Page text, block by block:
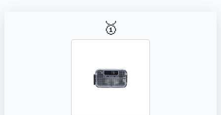
nocturna o para usar como luz puntual al
buscar objetos en el interior.
🥇